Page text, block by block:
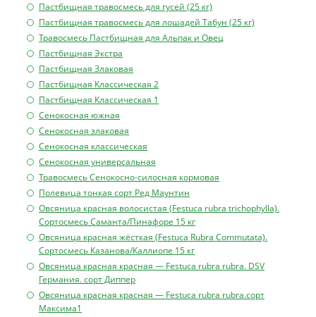
Пастбищная травосмесь для гусей (25 кг)
Пастбищная травосмесь для лошадей Табун (25 кг)
Травосмесь Пастбищная для Альпак и Овец
Пастбищная Экстра
Пастбищная Злаковая
Пастбищная Классическая 2
Пастбищная Классическая 1
Сенокосная южная
Сенокосная злаковая
Сенокосная классическая
Сенокосная универсальная
Травосмесь Сенокосно-силосная кормовая
Полевица тонкая сорт Ред Маунтин
Овсяница красная волосистая (Festuca rubra trichophylla).
Сортосмесь Саманта/Пинафоре 15 кг
Овсяница красная жёсткая (Festuca Rubra Commutata).
Сортосмесь Казанова/Каллиопе 15 кг
Овсяница красная красная — Festuca rubra rubra. DSV
Германия. сорт Диппер
Овсяница красная красная — Festuca rubra rubra.сорт
Максима1